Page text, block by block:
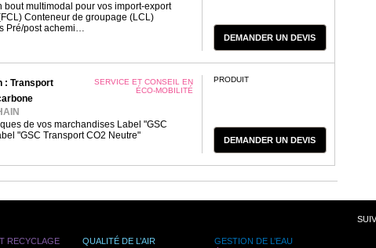
bout multimodal pour vos import-export
Conteneur de groupage (LCL)
Pré/post achemi…
DEMANDER UN DEVIS
SERVICE ET CONSEIL EN
ÉCO-MOBILITÉ
: Transport
de vos marchandises Label "GSC
"GSC Transport CO2 Neutre"
PRODUIT
DEMANDER UN DEVIS
RECYCLAGE QUALITÉ DE L’AIR GESTION DE L’EAU